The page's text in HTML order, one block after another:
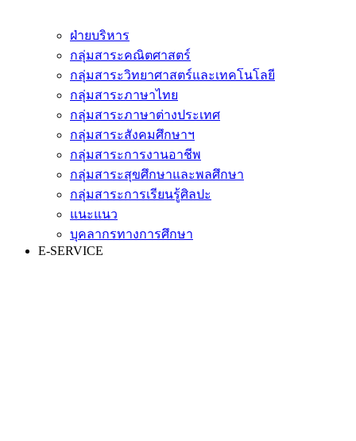
ฝ่ายบริหาร
กลุ่มสาระคณิตศาสตร์
กลุ่มสาระวิทยาศาสตร์และเทคโนโลยี
กลุ่มสาระภาษาไทย
กลุ่มสาระภาษาต่างประเทศ
กลุ่มสาระสังคมศึกษาฯ
กลุ่มสาระการงานอาชีพ
กลุ่มสาระสุขศึกษาและพลศึกษา
กลุ่มสาระการเรียนรู้ศิลปะ
แนะแนว
บุคลากรทางการศึกษา
E-SERVICE